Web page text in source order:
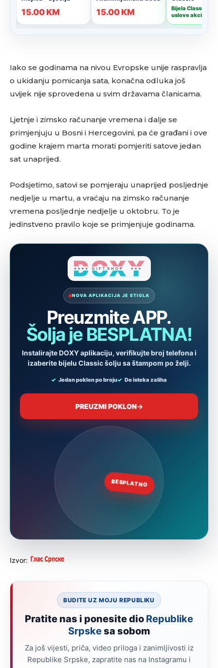
Iako se godinama na nivou Evropske unije raspravlja
o ukidanju pomicanja sata, konačna odluka još
uvijek nije sprovedena u svim državama članicama.
Ljetnje i zimsko računanje vremena i dalje se
primjenjuju u Bosni i Hercegovini, pa će građani i ove
godine krajem marta morati pomjeriti satove jedan
sat unaprijed.
Podsjetimo, satovi se pomjeraju unaprijed posljednje
nedjelje u martu, a vraćaju na zimsko računanje
vremena posljednje nedjelje u oktobru. To je
jedinstveno pravilo koje se primjenjuje godinama.
Izvor:
BUDITE UZ MOJU REPUBLIKU
Pratite nas i ponesite dio Republike
Srpskesa sobom
Za još vijesti, priča, video priloga i zanimljivosti iz
Republike Srpske, zapratite nas na Instagramu i